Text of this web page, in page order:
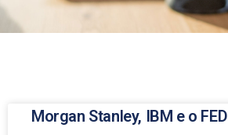
Morgan Stanley, IBM e o FED